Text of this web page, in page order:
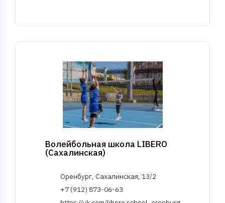
Волейбольная школа LIBERO
(Сахалинская)
Оренбург, Сахалинская, 13/2
+7 (912) 873-06-63